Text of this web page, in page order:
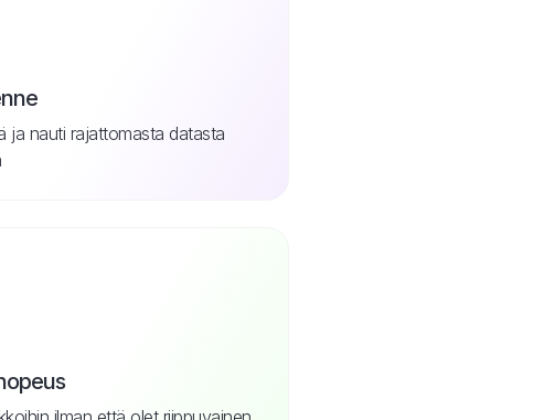
ja nauti rajattomasta datasta